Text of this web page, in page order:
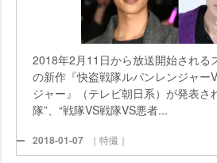
2018年2月11日から放送開始される
の新作『快盗戦隊ルパンレンジャー
ジャー』（テレビ朝日系）が発表さ
隊”、“戦隊VS戦隊VS悪者...
2018-01-07 ｜特撮｜